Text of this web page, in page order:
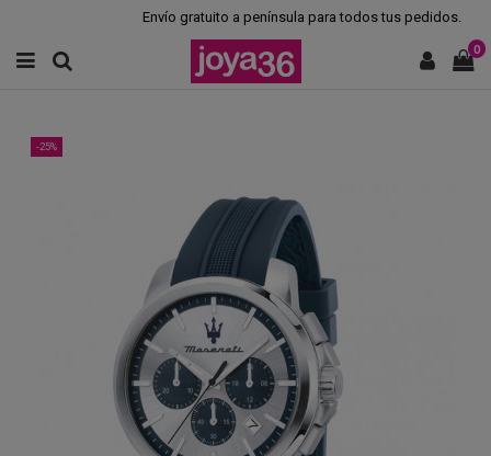
Envío gratuito a península para todos tus pedidos.
0
-25%